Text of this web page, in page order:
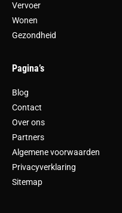
Vervoer
Wonen
Gezondheid
Pagina’s
Blog
Contact
Over ons
Partners
Algemene voorwaarden
Privacyverklaring
Sitemap